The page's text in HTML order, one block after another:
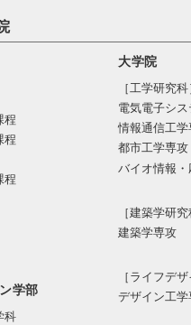
程
程
程
学部
科
大学院
［工学研究科
電気電⼦シ
情報通信⼯学
都市⼯学専攻
バイオ情報
［建築学研究
建築学専攻
［ライフデ
デザイン工学